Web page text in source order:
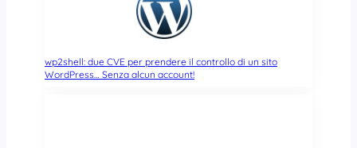
wp2shell: due CVE per prendere il controllo di un sito
WordPress… Senza alcun account!